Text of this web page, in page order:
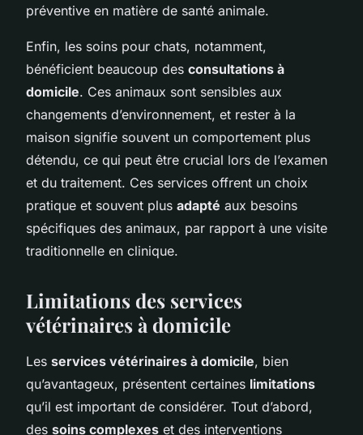
préventive en matière de santé animale.
Enfin, les soins pour chats, notamment,
bénéficient beaucoup des consultations à
domicile. Ces animaux sont sensibles aux
changements d’environnement, et rester à la
maison signifie souvent un comportement plus
détendu, ce qui peut être crucial lors de l’examen
et du traitement. Ces services offrent un choix
pratique et souvent plus adapté aux besoins
spécifiques des animaux, par rapport à une visite
traditionnelle en clinique.
Limitations des services
vétérinaires à domicile
Les services vétérinaires à domicile, bien
qu’avantageux, présentent certaines limitations
qu’il est important de considérer. Tout d’abord,
des soins complexes et des interventions